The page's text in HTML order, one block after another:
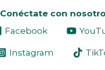
Conéctate con
Facebook
Instagram